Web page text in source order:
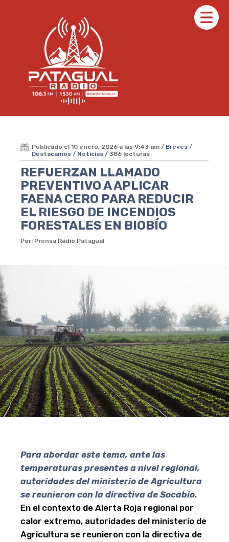
Publicado el 10 enero, 2026 a las 9:43 am / Breves /
Destacamos / Noticias / 386 lecturas
REFUERZAN LLAMADO
PREVENTIVO A APLICAR
FAENA CERO PARA REDUCIR
EL RIESGO DE INCENDIOS
FORESTALES EN BIOBÍO
Por: Prensa Radio Patagual
Para abordar este tema, ante las
temperaturas presentes a nivel regional,
autoridades del ministerio de Agricultura
se reunieron con la directiva de Socabio.
En el contexto de Alerta Roja regional por
calor extremo, autoridades del ministerio de
Agricultura se reunieron con la directiva de